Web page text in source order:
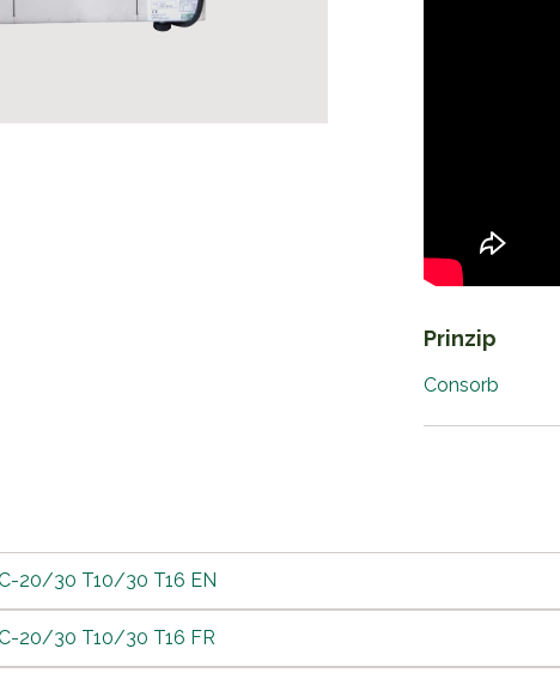
Prinzip
Consorb
20/30 T10/30 T16 EN
20/30 T10/30 T16 FR